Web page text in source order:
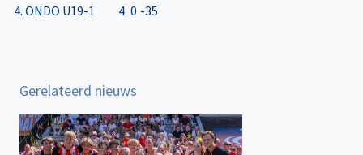
4. ONDO U19-1
4 0 -35
Gerelateerd nieuws